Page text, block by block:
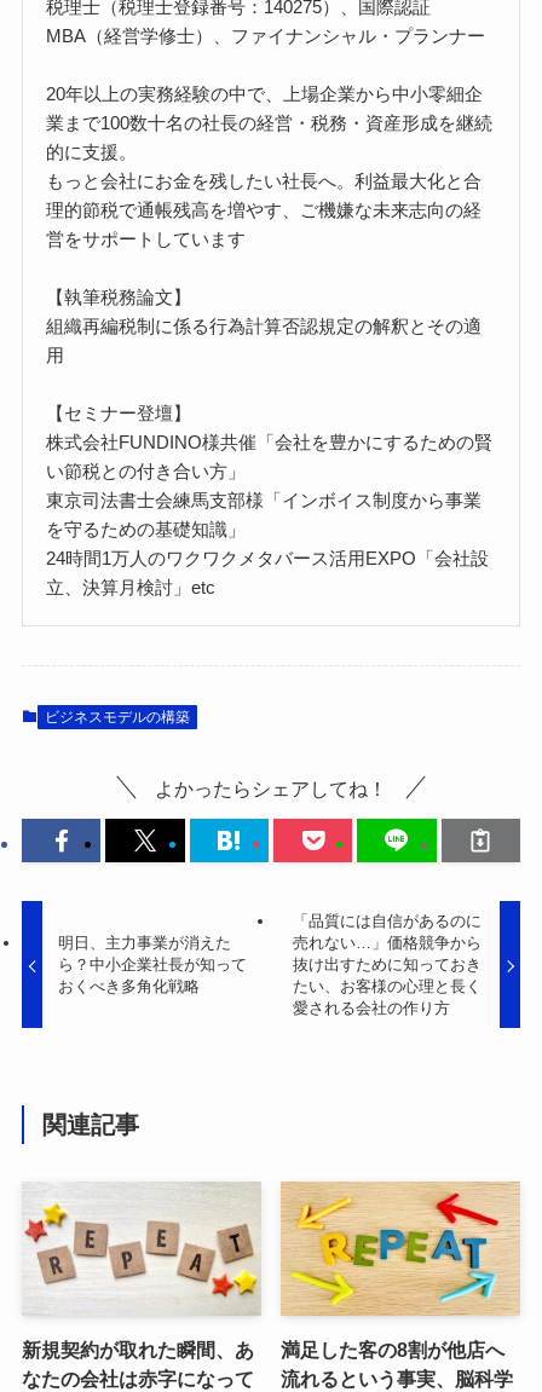
税理士（税理士登録番号：140275）、国際認証
MBA（経営学修士）、ファイナンシャル・プランナー
20年以上の実務経験の中で、上場企業から中小零細企
業まで100数十名の社長の経営・税務・資産形成を継続
的に支援。
もっと会社にお金を残したい社長へ。利益最大化と合
理的節税で通帳残高を増やす、ご機嫌な未来志向の経
営をサポートしています
【執筆税務論文】
組織再編税制に係る行為計算否認規定の解釈とその適
用
【セミナー登壇】
株式会社FUNDINO様共催「会社を豊かにするための賢
い節税との付き合い方」
東京司法書士会練馬支部様「インボイス制度から事業
を守るための基礎知識」
24時間1万人のワクワクメタバース活用EXPO「会社設
立、決算月検討」etc
ビジネスモデルの構築
よかったらシェアしてね！
明日、主力事業が消えた
ら？中小企業社長が知って
おくべき多角化戦略
「品質には自信があるのに
売れない…」価格競争から
抜け出すために知っておき
たい、お客様の心理と長く
愛される会社の作り方
関連記事
新規契約が取れた瞬間、あ
なたの会社は赤字になって
満足した客の8割が他店へ
流れるという事実、脳科学